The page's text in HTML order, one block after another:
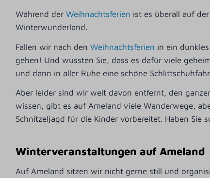
Während derWeihnachtsferien ist es überall auf
Winterwunderland.
Fallen wir nach denWeihnachtsferien in ein
gehen! Und wussten Sie, dass es dafür viele
und dann in aller Ruhe eine schöne
Aber leider sind wir weit davon entfernt, den
wissen, gibt es auf Ameland viele Wanderwege,
Schnitzeljagd für die Kinder vorbereitet. Haben Sie
Winterveranstaltungen auf Ameland
Auf Ameland sitzen wir nicht gerne still und